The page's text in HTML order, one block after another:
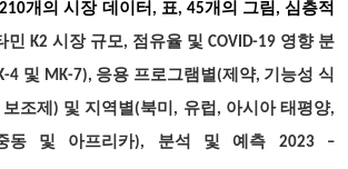
개의 시장 데이터, 표, 45개의 그림, 심층적
민 K2 시장 규모, 점유율 및 COVID-19 영향 분
4 및 MK-7), 응용 프로그램별(제약, 기능성 식
조제) 및 지역별(북미, 유럽, 아시아 태평양,
동 및 아프리카), 분석 및 예측 2023 –